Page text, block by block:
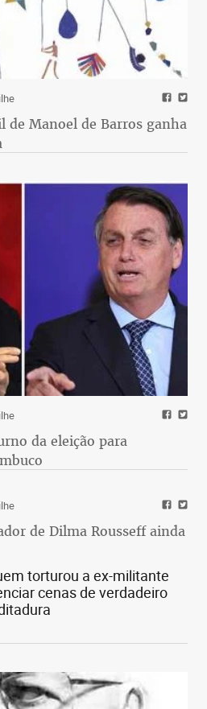
Manoel de Barros ganha
da eleição para
de Dilma Rousseff ainda
torturou a ex-militante
cenas de verdadeiro